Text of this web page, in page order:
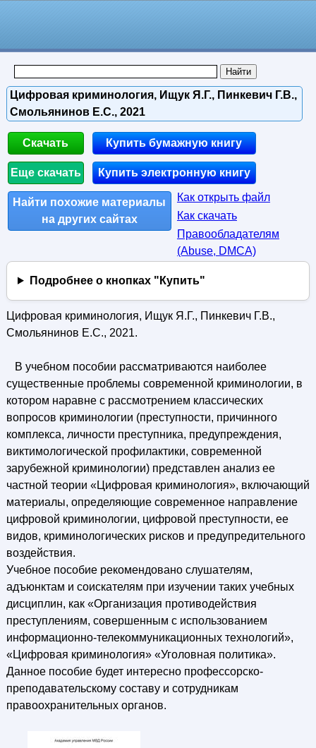
Цифровая криминология, Ищук Я.Г., Пинкевич Г.В.,
Смольянинов Е.С., 2021
Скачать
Еще скачать
Купить бумажную книгу
Купить электронную книгу
Найти похожие материалы
на других сайтах
Как открыть файл
Как скачать
Правообладателям
(Abuse, DMСA)
Подробнее о кнопках "Купить"
Цифровая криминология, Ищук Я.Г., Пинкевич Г.В.,
Смольянинов Е.С., 2021.
В учебном пособии рассматриваются наиболее
существенные проблемы современной криминологии, в
котором наравне с рассмотрением классических
вопросов криминологии (преступности, причинного
комплекса, личности преступника, предупреждения,
виктимологической профилактики, современной
зарубежной криминологии) представлен анализ ее
частной теории «Цифровая криминология», включающий
материалы, определяющие современное направление
цифровой криминологии, цифровой преступности, ее
видов, криминологических рисков и предупредительного
воздействия.
Учебное пособие рекомендовано слушателям,
адъюнктам и соискателям при изучении таких учебных
дисциплин, как «Организация противодействия
преступлениям, совершенным с использованием
информационно-телекоммуникационных технологий»,
«Цифровая криминология» «Уголовная политика».
Данное пособие будет интересно профессорско-
преподавательскому составу и сотрудникам
правоохранительных органов.